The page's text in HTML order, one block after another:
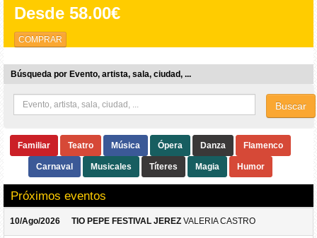
Desde 58.00€
COMPRAR
Búsqueda por Evento, artista, sala, ciudad, ...
Buscar
Familiar Teatro Música Ópera Danza Flamenco
Carnaval Musicales Títeres Magia Humor
Próximos eventos
10/Ago/2026 TIO PEPE FESTIVAL JEREZ VALERIA CASTRO